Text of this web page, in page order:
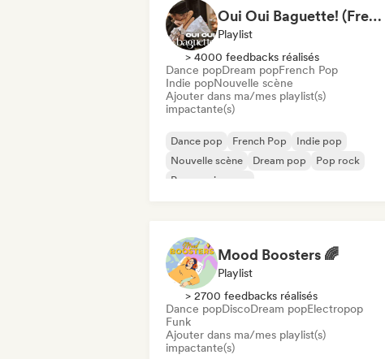
Oui Oui Baguette! (French Indie Pop's Finest)
Playlist
> 4000 feedbacks réalisés
Dance popDream popFrench Pop
Indie popNouvelle scène
Ajouter dans ma/mes playlist(s)
impactante(s)
Dance pop French Pop
Indie pop
Nouvelle scène
Dream pop
Pop rock
Progressive pop
Mood Boosters 🌈
Playlist
> 2700 feedbacks réalisés
Dance popDiscoDream popElectropop
Funk
Ajouter dans ma/mes playlist(s)
impactante(s)